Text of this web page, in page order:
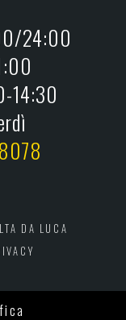
24:00
14:30
DA LUCA